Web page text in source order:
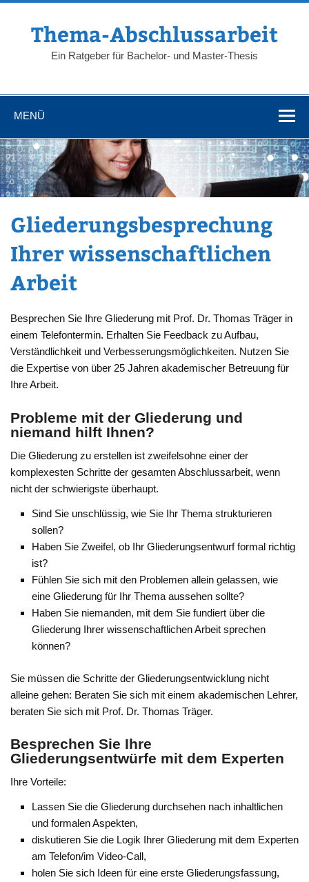
Zum
springenThema-Abschlussarbeit
Ein Ratgeber für Bachelor- und Master-Thesis
MENÜ
Gliederungsbesprechung
Ihrer wissenschaftlichen
Arbeit
Besprechen Sie Ihre Gliederung mit Prof. Dr. Thomas Träger in
einem Telefontermin. Erhalten Sie Feedback zu Aufbau,
Verständlichkeit und Verbesserungsmöglichkeiten. Nutzen Sie
die Expertise von über 25 Jahren akademischer Betreuung für
Ihre Arbeit.
Probleme mit der Gliederung und
niemand hilft Ihnen?
Die Gliederung zu erstellen ist zweifelsohne einer der
komplexesten Schritte der gesamten Abschlussarbeit, wenn
nicht der schwierigste überhaupt.
Sind Sie unschlüssig, wie Sie Ihr Thema strukturieren
sollen?
Haben Sie Zweifel, ob Ihr Gliederungsentwurf formal richtig
ist?
Fühlen Sie sich mit den Problemen allein gelassen, wie
eine Gliederung für Ihr Thema aussehen sollte?
Haben Sie niemanden, mit dem Sie fundiert über die
Gliederung Ihrer wissenschaftlichen Arbeit sprechen
können?
Sie müssen die Schritte der Gliederungsentwicklung nicht
alleine gehen: Beraten Sie sich mit einem akademischen Lehrer,
beraten Sie sich mit Prof. Dr. Thomas Träger.
Besprechen Sie Ihre
Gliederungsentwürfe mit dem Experten
Ihre Vorteile:
Lassen Sie die Gliederung durchsehen nach inhaltlichen
und formalen Aspekten,
diskutieren Sie die Logik Ihrer Gliederung mit dem Experten
am Telefon/im Video-Call,
holen Sie sich Ideen für eine erste Gliederungsfassung,